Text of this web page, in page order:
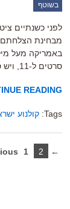
בשוטף
לפני כשנתיים
מבחינת הצלחתם
באמריקה מעל
סרטים ל-11, ויש סרט חדש במקום הראשון. המשך…
READING
Tags: קולנוע
← Previous
1 2